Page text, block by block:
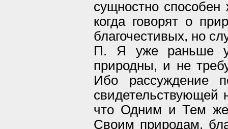
сущностно способен
когда говорят о
благочестивых, но
П. Я уже раньше
природны, и не
Ибо рассуждение
свидетельствующей
что Одним и Тем же
Своим природам,